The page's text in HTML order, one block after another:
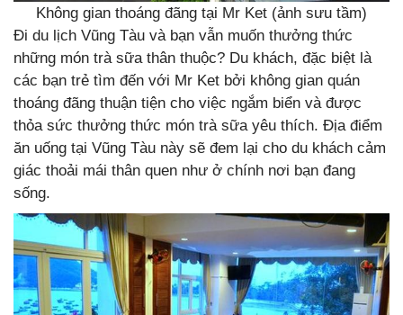
Không gian thoáng đãng tại Mr Ket (ảnh sưu tầm)
Đi du lịch Vũng Tàu và bạn vẫn muốn thưởng thức
những món trà sữa thân thuộc? Du khách, đặc biệt là
các bạn trẻ tìm đến với Mr Ket bởi không gian quán
thoáng đãng thuận tiện cho việc ngắm biển và được
thỏa sức thưởng thức món trà sữa yêu thích. Địa điểm
ăn uống tại Vũng Tàu này sẽ đem lại cho du khách cảm
giác thoải mái thân quen như ở chính nơi bạn đang
sống.